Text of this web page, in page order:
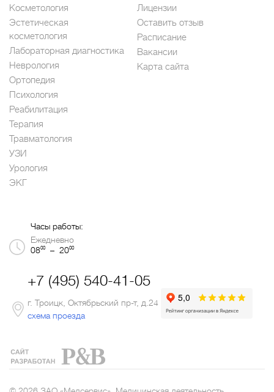
Косметология
Эстетическая
косметология
Лабораторная диагностика
Неврология
Ортопедия
Психология
Реабилитация
Терапия
Травматология
УЗИ
Урология
ЭКГ
Лицензии
Оставить отзыв
Расписание
Вакансии
Карта сайта
Часы работы:
Ежедневно
0800– 2000
+7 (495) 540-41-05
г. Троицк, Октябрьский пр-т, д.24
схема проезда